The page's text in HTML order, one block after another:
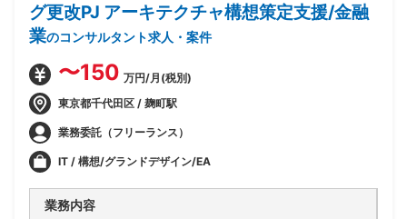
グ更改PJ アーキテクチャ構想策定支援/金融
業のコンサルタント求人・案件
〜150 万円/月(税別)
東京都千代田区 / 麹町駅
業務委託（フリーランス）
IT / 構想/グランドデザイン/EA
業務内容